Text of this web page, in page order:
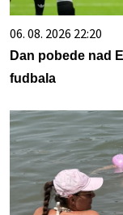
06. 08. 2026 22:20
Dan pobede nad
fudbala